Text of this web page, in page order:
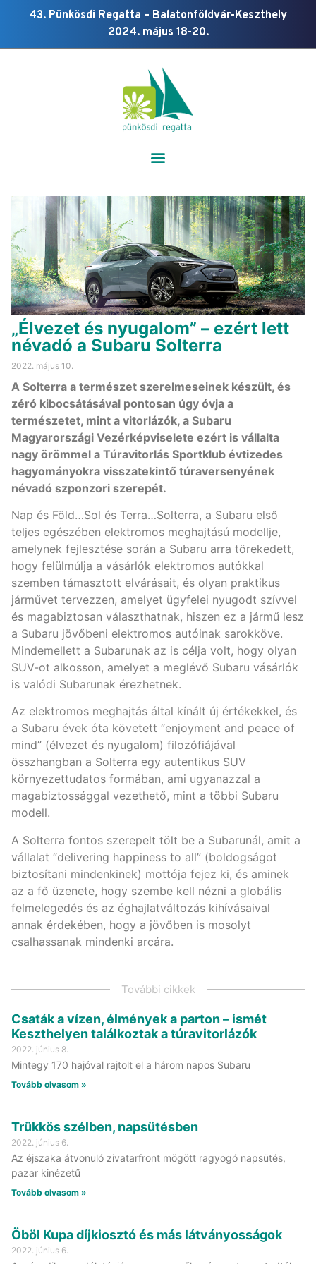
43. Pünkösdi Regatta – Balatonföldvár-Keszthely
2024. május 18-20.
„Élvezet és nyugalom” – ezért lett
névadó a Subaru Solterra
2022. május 10.
A Solterra a természet szerelmeseinek készült, és
zéró kibocsátásával pontosan úgy óvja a
természetet, mint a vitorlázók, a Subaru
Magyarországi Vezérképviselete ezért is vállalta
nagy örömmel a Túravitorlás Sportklub évtizedes
hagyományokra visszatekintő túraversenyének
névadó szponzori szerepét.
Nap és Föld…Sol és Terra…Solterra, a Subaru első
teljes egészében elektromos meghajtású modellje,
amelynek fejlesztése során a Subaru arra törekedett,
hogy felülmúlja a vásárlók elektromos autókkal
szemben támasztott elvárásait, és olyan praktikus
járművet tervezzen, amelyet ügyfelei nyugodt szívvel
és magabiztosan választhatnak, hiszen ez a jármű lesz
a Subaru jövőbeni elektromos autóinak sarokköve.
Mindemellett a Subarunak az is célja volt, hogy olyan
SUV-ot alkosson, amelyet a meglévő Subaru vásárlók
is valódi Subarunak érezhetnek.
Az elektromos meghajtás által kínált új értékekkel, és
a Subaru évek óta követett “enjoyment and peace of
mind” (élvezet és nyugalom) filozófiájával
összhangban a Solterra egy autentikus SUV
környezettudatos formában, ami ugyanazzal a
magabiztossággal vezethető, mint a többi Subaru
modell.
A Solterra fontos szerepelt tölt be a Subarunál, amit a
vállalat “delivering happiness to all” (boldogságot
biztosítani mindenkinek) mottója fejez ki, és aminek
az a fő üzenete, hogy szembe kell nézni a globális
felmelegedés és az éghajlatváltozás kihívásaival
annak érdekében, hogy a jövőben is mosolyt
csalhassanak mindenki arcára.
További cikkek
Csaták a vízen, élmények a parton – ismét
Keszthelyen találkoztak a túravitorlázók
2022. június 8.
Mintegy 170 hajóval rajtolt el a három napos Subaru
Tovább olvasom »
Trükkös szélben, napsütésben
2022. június 6.
Az éjszaka átvonuló zivatarfront mögött ragyogó napsütés,
pazar kinézetű
Tovább olvasom »
Öböl Kupa díjkiosztó és más látványosságok
2022. június 6.